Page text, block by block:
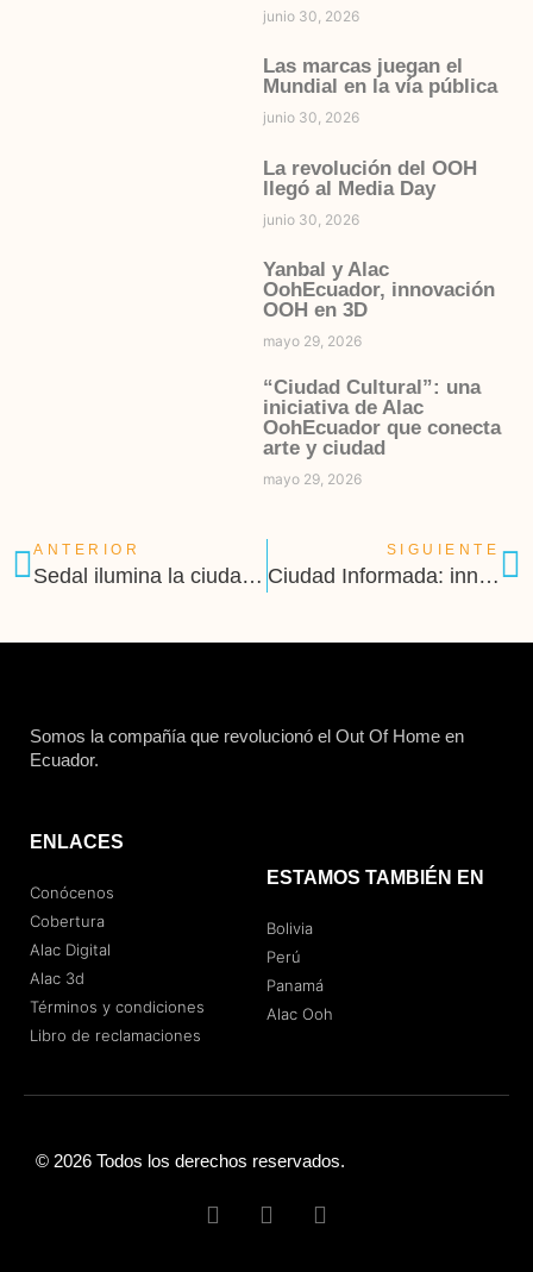
junio 30, 2026
Las marcas juegan el
Mundial en la vía pública
junio 30, 2026
La revolución del OOH
llegó al Media Day
junio 30, 2026
Yanbal y Alac
OohEcuador, innovación
OOH en 3D
mayo 29, 2026
“Ciudad Cultural”: una
iniciativa de Alac
OohEcuador que conecta
arte y ciudad
mayo 29, 2026
ANTERIOR
Sedal ilumina la ciudad con su nueva línea Luminous UV
SIGUIENTE
Ciudad Informada: innovación que conecta a la ciudadanía
Somos la compañía que revolucionó el Out Of Home en
Ecuador.
ENLACES
Conócenos
Cobertura
Alac Digital
Alac 3d
Términos y condiciones
Libro de reclamaciones
ESTAMOS TAMBIÉN EN
Bolivia
Perú
Panamá
Alac Ooh
© 2026 Todos los derechos reservados.